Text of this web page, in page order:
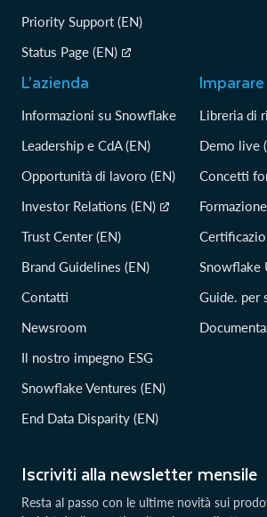
Iscriviti alla newsletter mensile
Resta al passo con le ultime novità sui
Priority Support (EN)
Status Page (EN)
L’azienda
Informazioni su Snowflake
Leadership e CdA (EN)
Opportunità di lavoro (EN)
Investor Relations (EN)
Trust Center (EN)
Brand Guidelines (EN)
Contatti
Newsroom
Il nostro impegno ESG
Snowflake Ventures (EN)
End Data Disparity (EN)
Imparare
Libreria di
Demo live
Concetti
Snowflake
Guide. per